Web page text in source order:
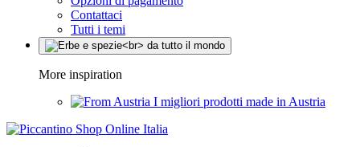
Contattaci
Tutti i temi
More inspiration
I migliori prodotti made in Austria